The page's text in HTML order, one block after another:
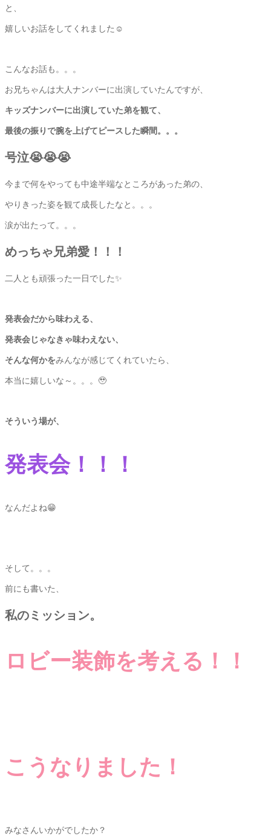
と、
嬉しいお話をしてくれました☺️
こんなお話も。。。
お兄ちゃんは大人ナンバーに出演していたんですが、
キッズナンバーに出演していた弟を観て、
最後の振りで腕を上げてピースした瞬間。。。
号泣😭😭😭
今まで何をやっても中途半端なところがあった弟の、
やりきった姿を観て成長したなと。。。
涙が出たって。。。
めっちゃ兄弟愛！！！
二人とも頑張った一日でした✨
発表会だから味わえる、
発表会じゃなきゃ味わえない、
そんな何かをみんなが感じてくれていたら、
本当に嬉しいな～。。。🥹
そういう場が、
発表会！！！
なんだよね😁
そして。。。
前にも書いた、
私のミッション。
ロビー装飾を考える！！
こうなりました！
みなさんいかがでしたか？